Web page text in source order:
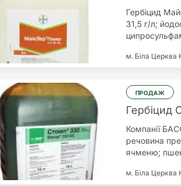
Гербіцид
31,5 г/л;
канатника
переваги
Не має
ґрунтового
сумішей для
м. Біла Церква
ПРОДАЖ
Гербіцид
Компанії
речовина
ячменю;
м. Біла Церква